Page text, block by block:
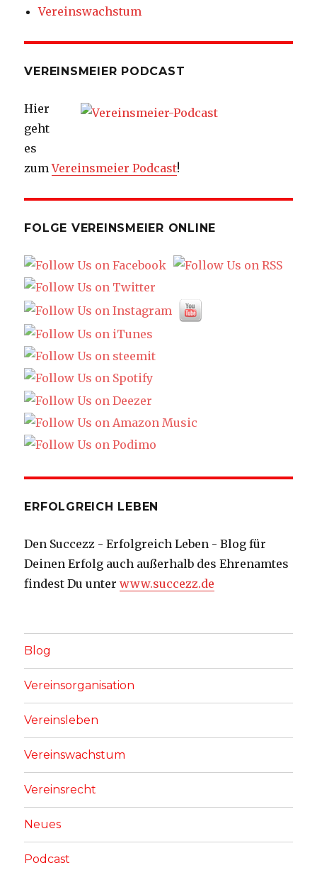
Vereinswachstum
VEREINSMEIER PODCAST
Hier
geht
es
zumVereinsmeier Podcast!
FOLGE VEREINSMEIER ONLINE
ERFOLGREICH LEBEN
Den Succezz - Erfolgreich Leben - Blog für
Deinen Erfolg auch außerhalb des Ehrenamtes
findest Du unterwww.succezz.de
Blog
Vereinsorganisation
Vereinsleben
Vereinswachstum
Vereinsrecht
Neues
Podcast